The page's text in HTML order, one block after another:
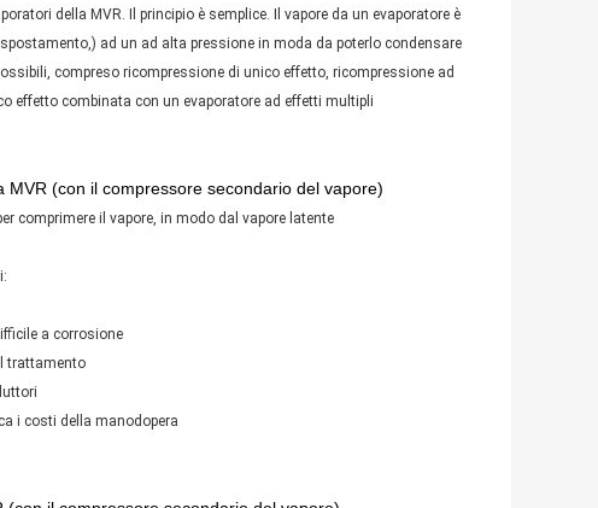
della MVR. Il principio è semplice. Il vapore da un evaporatore è
ad un ad alta pressione in moda da poterlo condensare
compreso ricompressione di unico effetto, ricompressione ad
effetto combinata con un evaporatore ad effetti multipli
(con il compressore secondario del vapore)
comprimere il vapore, in modo dal vapore latente
a corrosione
trattamento
i costi della manodopera